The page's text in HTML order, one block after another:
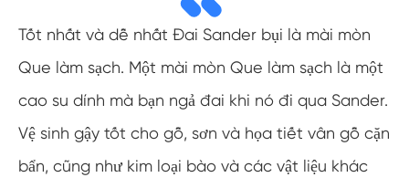
Tốt nhất và dễ nhất Đai Sander bụi là mài mòn
Que làm sạch. Một mài mòn Que làm sạch là một
cao su dính mà bạn ngả đai khi nó đi qua Sander.
Vệ sinh gậy tốt cho gỗ, sơn và họa tiết vân gỗ cặn
bẩn, cũng như kim loại bào và các vật liệu khác